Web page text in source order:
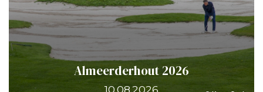
Almeerderhout 2026
10.08.2026